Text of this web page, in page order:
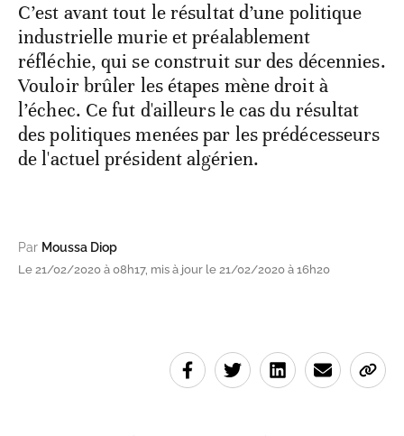
C’est avant tout le résultat d’une politique
industrielle murie et préalablement
réfléchie, qui se construit sur des décennies.
Vouloir brûler les étapes mène droit à
l’échec. Ce fut d'ailleurs le cas du résultat
des politiques menées par les prédécesseurs
de l'actuel président algérien.
Par Moussa Diop
Le 21/02/2020 à 08h17, mis à jour le 21/02/2020 à 16h20